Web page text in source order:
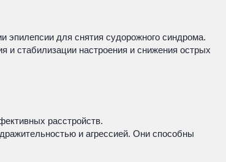
эпилепсии для снятия судорожного синдрома.
и стабилизации настроения и снижения острых
расстройств.
и агрессией. Они способны